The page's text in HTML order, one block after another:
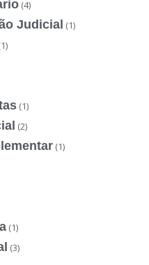
(4)
Judicial (1)
(1)
(2)
(1)
(1)
(3)